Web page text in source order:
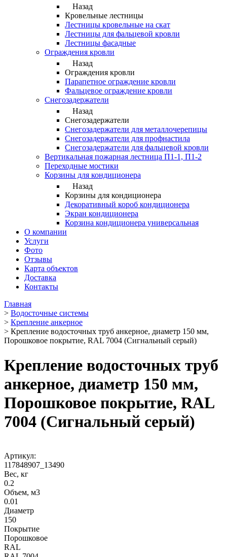
Назад
Кровельные лестницы
Лестницы кровельные на скат
Лестницы для фальцевой кровли
Лестницы фасадные
Ограждения кровли
Назад
Ограждения кровли
Парапетное ограждение кровли
Фальцевое ограждение кровли
Снегозадержатели
Назад
Снегозадержатели
Снегозадержатели для металлочерепицы
Снегозадержатели для профнастила
Снегозадержатели для фальцевой кровли
Вертикальная пожарная лестница П1-1, П1-2
Переходные мостики
Корзины для кондиционера
Назад
Корзины для кондиционера
Декоративный короб кондиционера
Экран кондиционера
Корзина кондиционера универсальная
О компании
Услуги
Фото
Отзывы
Карта объектов
Доставка
Контакты
Главная
> Водосточные системы
> Крепление анкерное
> Крепление водосточных труб анкерное, диаметр 150 мм,
Порошковое покрытие, RAL 7004 (Сигнальный серый)
Крепление водосточных труб
анкерное, диаметр 150 мм,
Порошковое покрытие, RAL
7004 (Сигнальный серый)
Артикул:
117848907_13490
Вес, кг
0.2
Объем, м3
0.01
Диаметр
150
Покрытие
Порошковое
RAL